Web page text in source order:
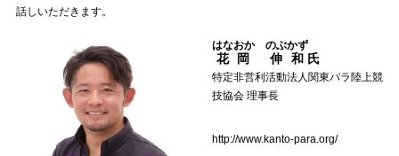
話しいただきます。
花岡 伸和
はなおか のぶかず
氏
特定非営利活動法人関東パラ陸上競
技協会 理事長
http://www.kanto-para.org/